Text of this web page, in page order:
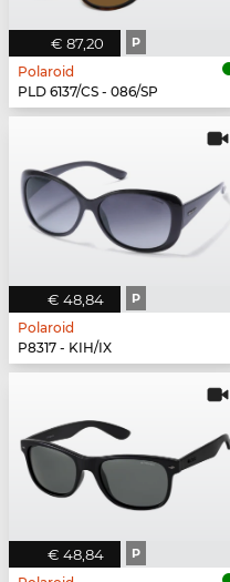
€ 87,20 P
Polaroid
PLD 6137/CS - 086/SP
€ 48,84 P
Polaroid
P8317 - KIH/IX
€ 48,84 P